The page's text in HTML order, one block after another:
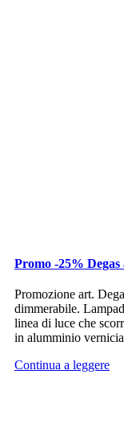
Promo -25%
Promozione art.
dimmerabile.
linea di luce che
in alumminio
Continua a leggere